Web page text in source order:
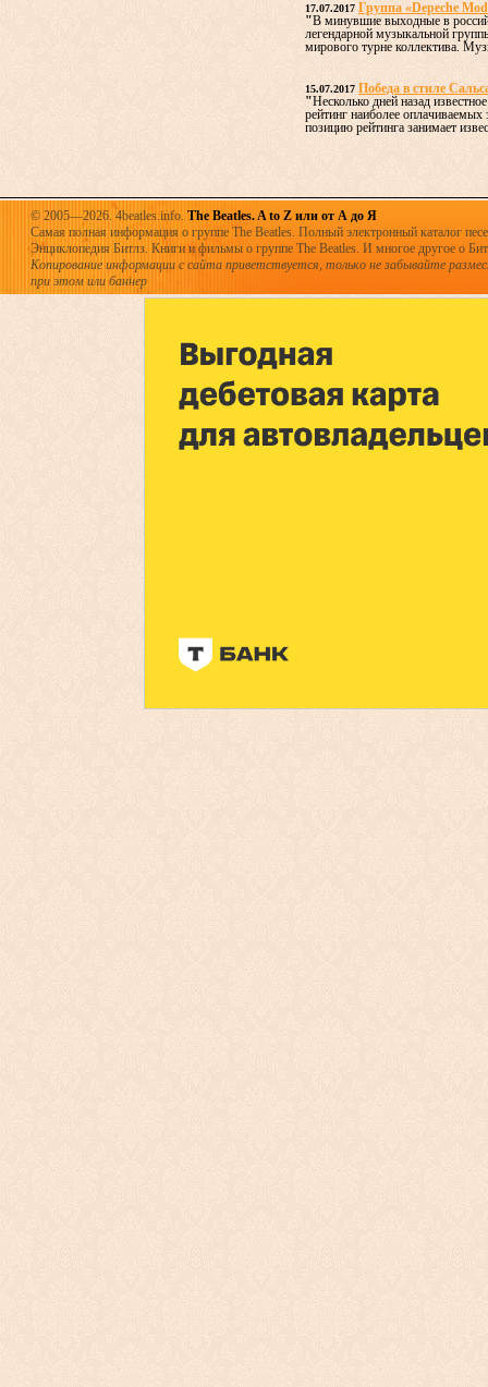
17.07.2017 Группа «Depeche
"В минувшие выходные в
легендарной музыкальной
мирового турне коллектива.
15.07.2017 Победа в стиле
"Несколько дней назад
рейтинг наиболее
позицию рейтинга занимает
© 2005—2026. 4beatles.info. The Beatles. A to Z или от А до Я
Самая полная информация о группе The Beatles. Полный электронный каталог
Энциклопедия Битлз. Книги и фильмы о группе The Beatles. И многое другое о
Копирование информации с сайта приветствуется, только не забывайте
при этом или баннер